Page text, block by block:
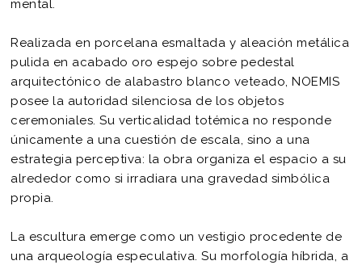
mental.
Realizada en porcelana esmaltada y aleación metálica
pulida en acabado oro espejo sobre pedestal
arquitectónico de alabastro blanco veteado, NOEMIS
posee la autoridad silenciosa de los objetos
ceremoniales. Su verticalidad totémica no responde
únicamente a una cuestión de escala, sino a una
estrategia perceptiva: la obra organiza el espacio a su
alrededor como si irradiara una gravedad simbólica
propia.
La escultura emerge como un vestigio procedente de
una arqueología especulativa. Su morfología híbrida, a